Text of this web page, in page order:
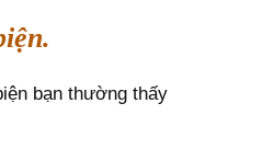
bạn thường thấy